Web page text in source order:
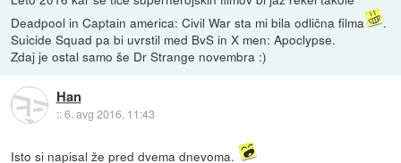
Deadpool in Captain america: Civil War sta mi bila odlična filma
.
Suicide Squad pa bi uvrstil med BvS in X men: Apoclypse.
Zdaj je ostal samo še Dr Strange novembra :)
Han
::6. avg 2016, 11:43
Isto si napisal že pred dvema dnevoma.